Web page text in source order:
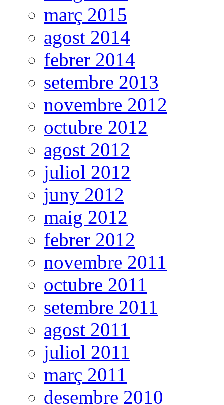
març 2015
agost 2014
febrer 2014
setembre 2013
novembre 2012
octubre 2012
agost 2012
juliol 2012
juny 2012
maig 2012
febrer 2012
novembre 2011
octubre 2011
setembre 2011
agost 2011
juliol 2011
març 2011
desembre 2010